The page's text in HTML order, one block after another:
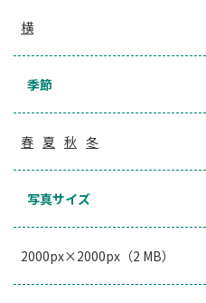
横
季節
春 夏 秋 冬
写真サイズ
2000px×2000px（2 MB）